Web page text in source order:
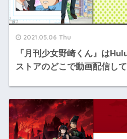
2021.05.06 Thu
『月刊少女野崎くん』は
ストアのどこで動画配信し